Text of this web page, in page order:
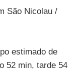
São Nicolau /
estimado de
52 min, tarde 54